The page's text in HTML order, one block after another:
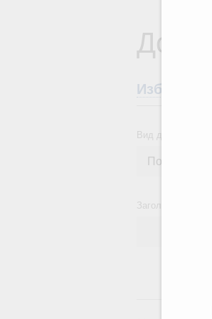
Вид документа
Заголовок или